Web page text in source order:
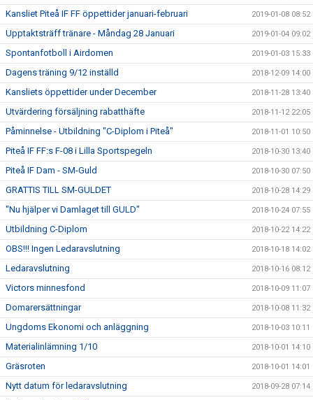
Kansliet Piteå IF FF öppettider januari-februari 2019-01-08 08:52
Upptaktsträff tränare - Måndag 28 Januari 2019-01-04 09:02
Spontanfotboll i Airdomen 2019-01-03 15:33
Dagens träning 9/12 inställd 2018-12-09 14:00
Kansliets öppettider under December 2018-11-28 13:40
Utvärdering försäljning rabatthäfte 2018-11-12 22:05
Påminnelse - Utbildning "C-Diplom i Piteå" 2018-11-01 10:50
Piteå IF FF:s F-08 i Lilla Sportspegeln 2018-10-30 13:40
Piteå IF Dam - SM-Guld 2018-10-30 07:50
GRATTIS TILL SM-GULDET 2018-10-28 14:29
"Nu hjälper vi Damlaget till GULD" 2018-10-24 07:55
Utbildning C-Diplom 2018-10-22 14:22
OBS!!! Ingen Ledaravslutning 2018-10-18 14:02
Ledaravslutning 2018-10-16 08:12
Victors minnesfond 2018-10-09 11:07
Domarersättningar 2018-10-08 11:32
Ungdoms Ekonomi och anläggning 2018-10-03 10:11
Materialinlämning 1/10 2018-10-01 14:10
Gräsroten 2018-10-01 14:01
Nytt datum för ledaravslutning 2018-09-28 07:14